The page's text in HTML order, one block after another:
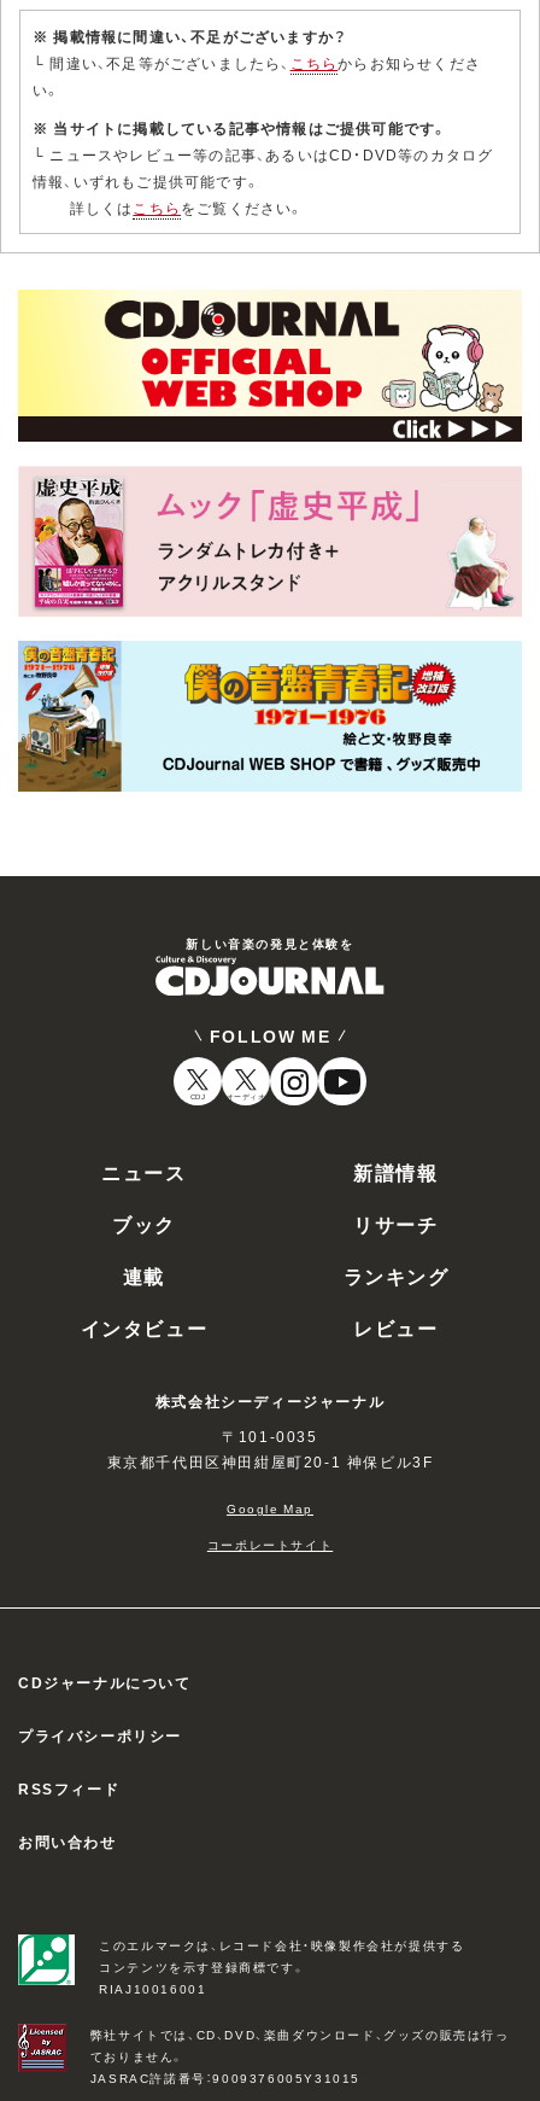
※ 掲載情報に間違い、不足がございますか？
└ 間違い、不足等がございましたら、 こちらからお知らせくださ
い。
※ 当サイトに掲載している記事や情報はご提供可能です。
└ ニュースやレビュー等の記事、あるいはCD・DVD等のカタログ
情報、いずれもご提供可能です。
詳しくはこちら をご覧ください。
新しい⾳楽の発⾒と体験を
FOLLOW ME
CDJ オーディオ
ニュース
新譜情報
ブック
リサーチ
連載
ランキング
インタビュー
レビュー
株式会社シーディージャーナル
〒101-0035
東京都千代田区神田紺屋町20-1 神保ビル3F
Google Map
コーポレートサイト
CDジャーナルについて
プライバシーポリシー
RSSフィード
お問い合わせ
このエルマークは、レコード会社・映像製作会社が提供する
コンテンツを示す登録商標です。
RIAJ10016001
弊社サイトでは、CD、DVD、楽曲ダウンロード、グッズの販売は行っ
ておりません。
JASRAC許諾番号：9009376005Y31015